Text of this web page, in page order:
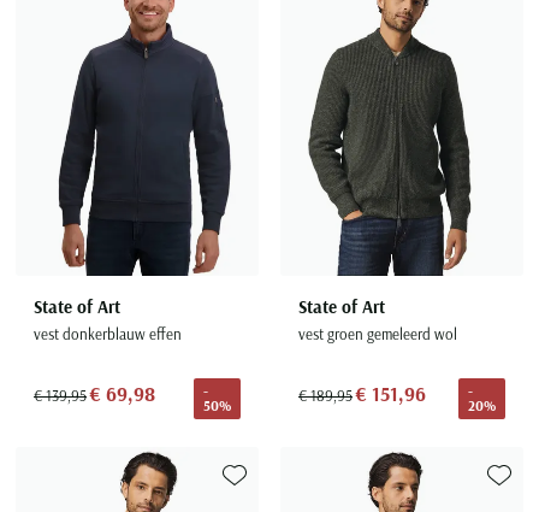
State of Art
vest donkerblauw effen
€ 139,95€ 69,98
-
50%
Toevoegen aan favorieten
State of Art
vest groen gemeleerd wol
€ 189,95€ 151,96
-
20%
Toevoegen aan favorieten